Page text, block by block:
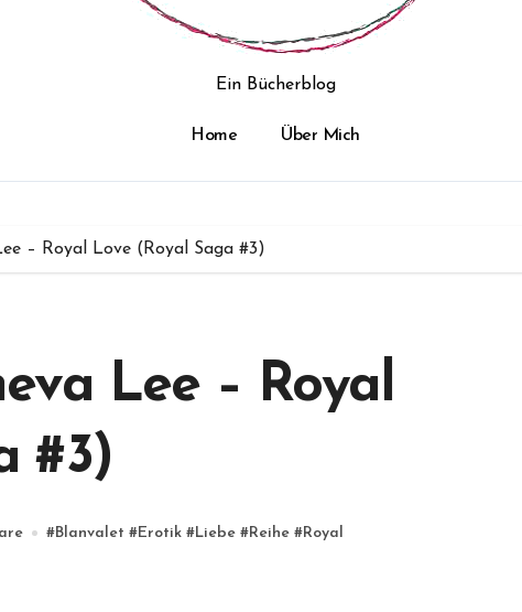
Ein Bücherblog
Home Über Mich
– Royal Love (Royal Saga #3)
Lee – Royal
#3)
#Blanvalet #Erotik #Liebe #Reihe #Royal